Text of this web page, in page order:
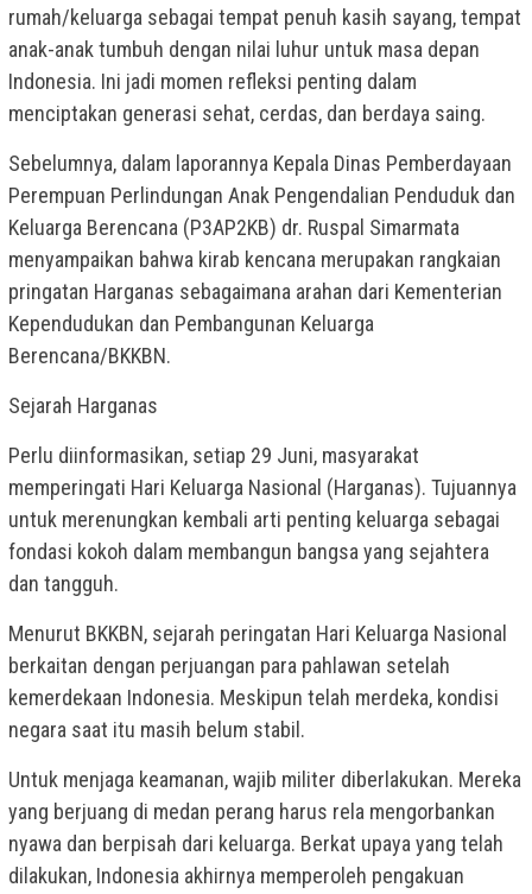
rumah/keluarga sebagai tempat penuh kasih sayang, tempat
anak-anak tumbuh dengan nilai luhur untuk masa depan
Indonesia. Ini jadi momen refleksi penting dalam
menciptakan generasi sehat, cerdas, dan berdaya saing.
Sebelumnya, dalam laporannya Kepala Dinas Pemberdayaan
Perempuan Perlindungan Anak Pengendalian Penduduk dan
Keluarga Berencana (P3AP2KB) dr. Ruspal Simarmata
menyampaikan bahwa kirab kencana merupakan rangkaian
pringatan Harganas sebagaimana arahan dari Kementerian
Kependudukan dan Pembangunan Keluarga
Berencana/BKKBN.
Sejarah Harganas
Perlu diinformasikan, setiap 29 Juni, masyarakat
memperingati Hari Keluarga Nasional (Harganas). Tujuannya
untuk merenungkan kembali arti penting keluarga sebagai
fondasi kokoh dalam membangun bangsa yang sejahtera
dan tangguh.
Menurut BKKBN, sejarah peringatan Hari Keluarga Nasional
berkaitan dengan perjuangan para pahlawan setelah
kemerdekaan Indonesia. Meskipun telah merdeka, kondisi
negara saat itu masih belum stabil.
Untuk menjaga keamanan, wajib militer diberlakukan. Mereka
yang berjuang di medan perang harus rela mengorbankan
nyawa dan berpisah dari keluarga. Berkat upaya yang telah
dilakukan, Indonesia akhirnya memperoleh pengakuan